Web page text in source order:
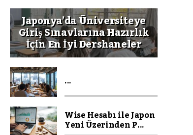
Japonya’da Üniversiteye
Giriş Sınavlarına Hazırlık
İçin En İyi Dershaneler
...
Wise Hesabı ile Japon
Yeni Üzerinden P...